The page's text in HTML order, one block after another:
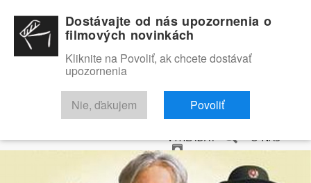
RECENZIE TRAILERY FILMOVÁ DATABÁZA
VYHĽADAŤ O NÁS
Dostávajte od nás upozornenia o
filmových novinkách
Kliknite na Povoliť, ak chcete dostávať
upozornenia
Nie, ďakujem Povoliť